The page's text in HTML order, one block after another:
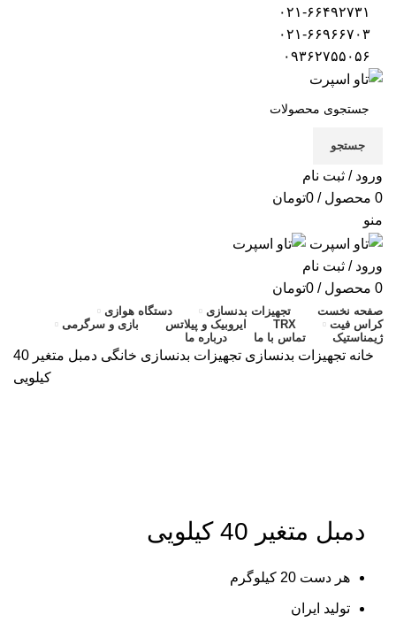
جستجو
ورود / ثبت نام
0 محصول / تومان0
منو
ورود / ثبت نام
0 محصول / تومان0
صفحه نخست تجهیزات بدنسازی
دستگاه هوازی
کراس فیت
TRX ایروبیک و پیلاتس
بازی و سرگرمی
ژیمناستیک
تماس با ما درباره ما
خانه تجهیزات بدنسازی تجهیزات بدنسازی خانگی
دمبل متغیر 40
کیلویی
دمبل متغیر 40 کیلویی
هر دست 20 کیلوگرم
تولید ایران